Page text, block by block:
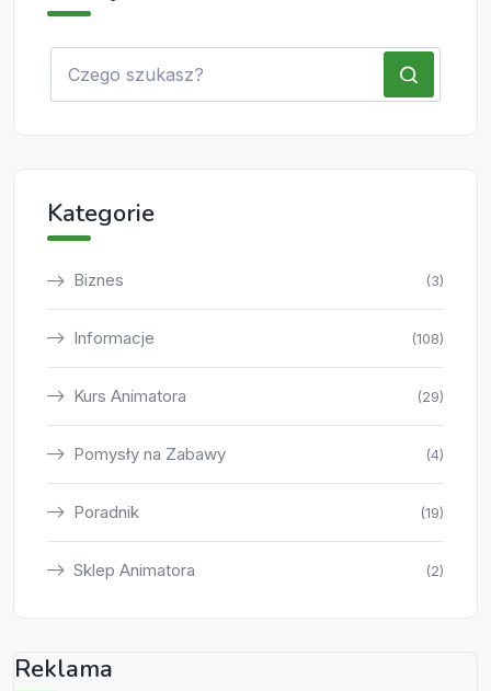
Kategorie
Biznes (3)
Informacje (108)
Kurs Animatora (29)
Pomysły na Zabawy (4)
Poradnik (19)
Sklep Animatora (2)
Reklama